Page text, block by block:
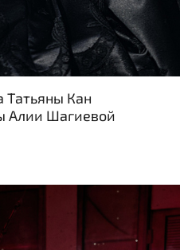
Татьяны Кан
Алии Шагиевой